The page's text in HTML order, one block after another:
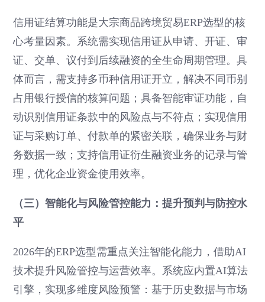
信用证结算功能是大宗商品跨境贸易ERP选型的核
心考量因素。系统需实现信用证从申请、开证、审
证、交单、议付到后续融资的全生命周期管理。具
体而言，需支持多币种信用证开立，解决不同币别
占用银行授信的核算问题；具备智能审证功能，自
动识别信用证条款中的风险点与不符点；实现信用
证与采购订单、付款单的紧密关联，确保业务与财
务数据一致；支持信用证衍生融资业务的记录与管
理，优化企业资金使用效率。
（三）智能化与风险管控能力：提升预判与防控水
平
2026年的ERP选型需重点关注智能化能力，借助AI
技术提升风险管控与运营效率。系统应内置AI算法
引擎，实现多维度风险预警：基于历史数据与市场